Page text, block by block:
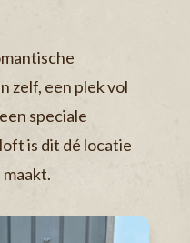
zelf, een plek vol
speciale
is dit dé locatie